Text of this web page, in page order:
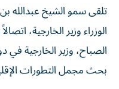
تلقى سمو الشيخ عبدالله
الوزراء وزير الخارجية،
الصباح، وزير الخارجية في
بحث مجمل التطورات